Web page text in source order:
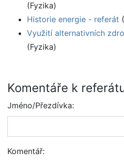
(Fyzika)
Historie energie - referát
Využití alternativních
(Fyzika)
Komentáře k
Jméno/Přezdívka:
Komentář: